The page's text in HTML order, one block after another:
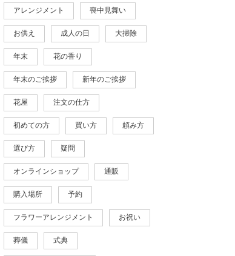
アレンジメント 喪中見舞い
お供え 成人の日 大掃除
年末 花の香り
年末のご挨拶 新年のご挨拶
花屋 注文の仕方
初めての方 買い方 頼み方
選び方 疑問
オンラインショップ 通販
購入場所 予約
フラワーアレンジメント お祝い
葬儀 式典